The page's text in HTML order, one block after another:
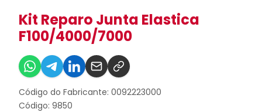
Kit Reparo Junta Elastica
F100/4000/7000
Código do Fabricante: 0092223000
Código: 9850